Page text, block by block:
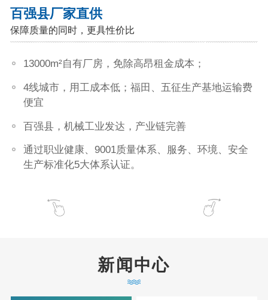
百强县厂家直供
保障质量的同时，更具性价比
13000m²自有厂房，免除高昂租金成本；
4线城市，用工成本低；福田、五征生产基地运输费
便宜
百强县，机械工业发达，产业链完善
通过职业健康、9001质量体系、服务、环境、安全
生产标准化5大体系认证。
新闻中心